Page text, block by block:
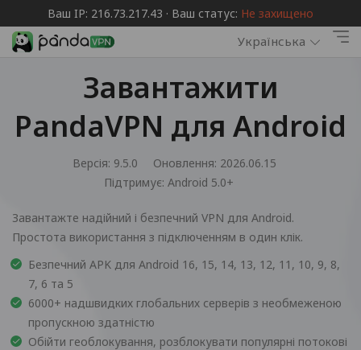
Ваш IP: 216.73.217.43 · Ваш статус: Не захищено
Українська
Завантажити
PandaVPN для Android
Версія: 9.5.0
Оновлення: 2026.06.15
Підтримує: Android 5.0+
Завантажте надійний і безпечний VPN для Android.
Простота використання з підключенням в один клік.
Безпечний APK для Android 16, 15, 14, 13, 12, 11, 10, 9, 8,
7, 6 та 5
6000+ надшвидких глобальних серверів з необмеженою
пропускною здатністю
Обійти геоблокування, розблокувати популярні потокові